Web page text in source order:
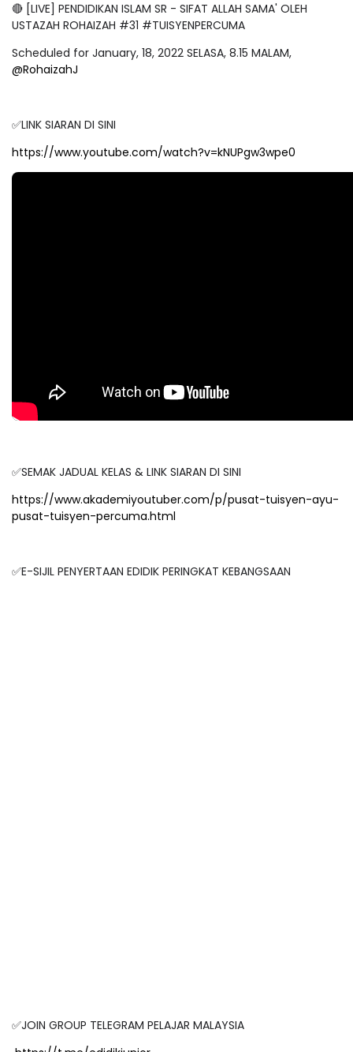
🔴 [LIVE] PENDIDIKAN ISLAM SR - SIFAT ALLAH SAMA' OLEH
USTAZAH ROHAIZAH #31 #TUISYENPERCUMA
Scheduled for January, 18, 2022 SELASA, 8.15 MALAM,
@RohaizahJ
✅LINK SIARAN DI SINI
https://www.youtube.com/watch?v=kNUPgw3wpe0
✅SEMAK JADUAL KELAS & LINK SIARAN DI SINI
https://www.akademiyoutuber.com/p/pusat-tuisyen-ayu-
pusat-tuisyen-percuma.html
✅E-SIJIL PENYERTAAN EDIDIK PERINGKAT KEBANGSAAN
✅JOIN GROUP TELEGRAM PELAJAR MALAYSIA